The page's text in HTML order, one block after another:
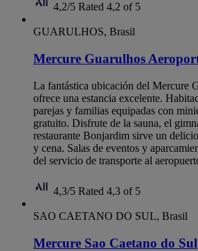
4,2/5 Rated 4,2 of 5
GUARULHOS, Brasil
Mercure Guarulhos
La fantástica ubicación del Mercure
ofrece una estancia excelente.
parejas y familias equipadas con
gratuito. Disfrute de la sauna, el
restaurante Bonjardim sirve un
y cena. Salas de eventos y
del servicio de transporte al
4,3/5 Rated 4,3 of 5
SAO CAETANO DO SUL, Brasil
Mercure Sao Caetano do Sul